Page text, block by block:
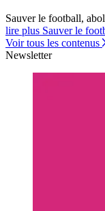
Sauver le football,
lire plus Sauver le
Voir tous les contenus
Newsletter